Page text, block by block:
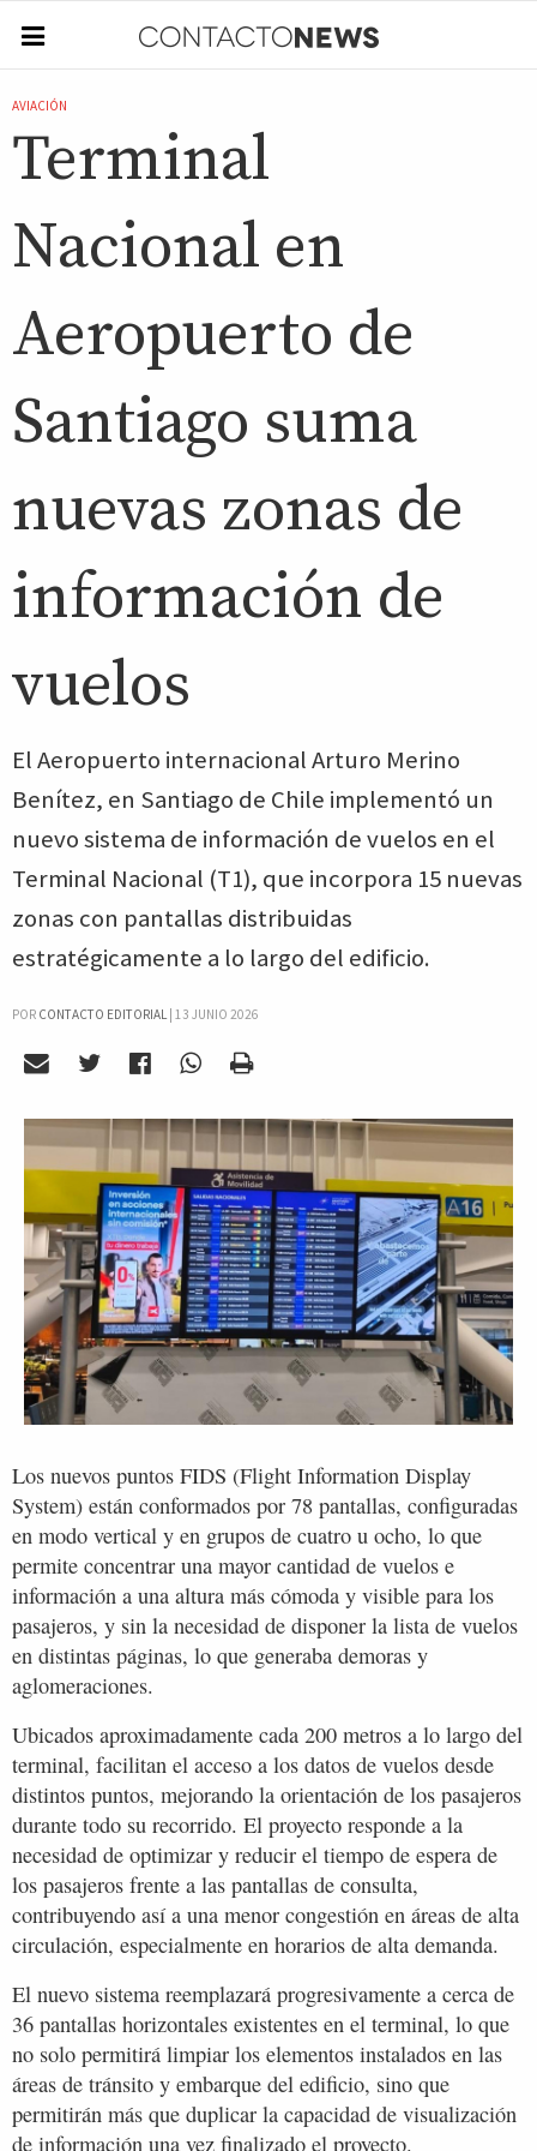
AVIACIÓN
Terminal
Nacional en
Aeropuerto de
Santiago suma
nuevas zonas de
información de
vuelos
El Aeropuerto internacional Arturo Merino
Benítez, en Santiago de Chile implementó un
nuevo sistema de información de vuelos en el
Terminal Nacional (T1), que incorpora 15 nuevas
zonas con pantallas distribuidas
estratégicamente a lo largo del edificio.
POR CONTACTO EDITORIAL| 13 JUNIO 2026
Los nuevos puntos FIDS (Flight Information Display
System) están conformados por 78 pantallas, configuradas
en modo vertical y en grupos de cuatro u ocho, lo que
permite concentrar una mayor cantidad de vuelos e
información a una altura más cómoda y visible para los
pasajeros, y sin la necesidad de disponer la lista de vuelos
en distintas páginas, lo que generaba demoras y
aglomeraciones.
Ubicados aproximadamente cada 200 metros a lo largo del
terminal, facilitan el acceso a los datos de vuelos desde
distintos puntos, mejorando la orientación de los pasajeros
durante todo su recorrido. El proyecto responde a la
necesidad de optimizar y reducir el tiempo de espera de
los pasajeros frente a las pantallas de consulta,
contribuyendo así a una menor congestión en áreas de alta
circulación, especialmente en horarios de alta demanda.
El nuevo sistema reemplazará progresivamente a cerca de
36 pantallas horizontales existentes en el terminal, lo que
no solo permitirá limpiar los elementos instalados en las
áreas de tránsito y embarque del edificio, sino que
permitirán más que duplicar la capacidad de visualización
de información una vez finalizado el proyecto.